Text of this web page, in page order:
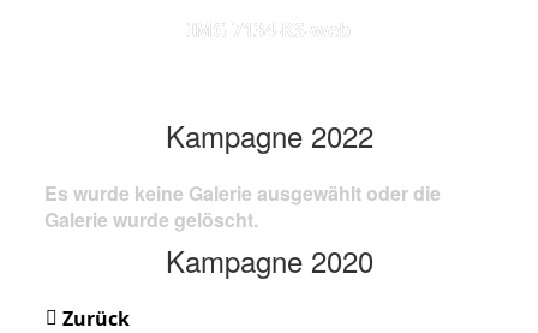
IMG 7134-KS-web
Kampagne 2022
Es wurde keine Galerie ausgewählt oder die
Galerie wurde gelöscht.
Kampagne 2020
Zurück